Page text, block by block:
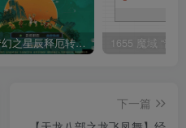
【梦幻之星辰释厄转尊享挂机版】MT3换皮梦幻西游Linux服务端+GM后台+双端+源码+架设教程
下一篇